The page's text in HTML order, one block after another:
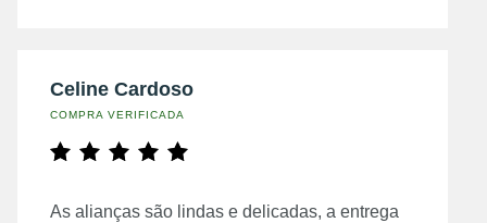
Celine Cardoso
COMPRA VERIFICADA
As alianças são lindas e delicadas, a entrega